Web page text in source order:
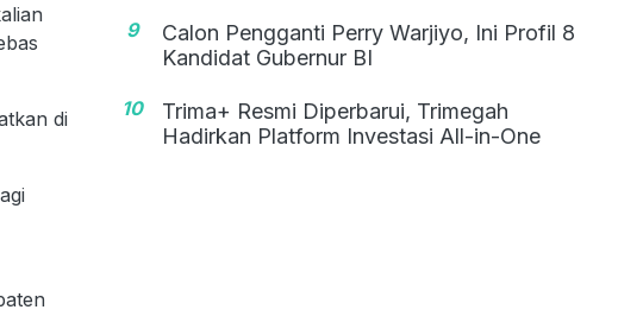
di
9
Calon Pengganti Perry Warjiyo, Ini Profil 8
Kandidat Gubernur BI
10
Trima+ Resmi Diperbarui, Trimegah
Hadirkan Platform Investasi All-in-One